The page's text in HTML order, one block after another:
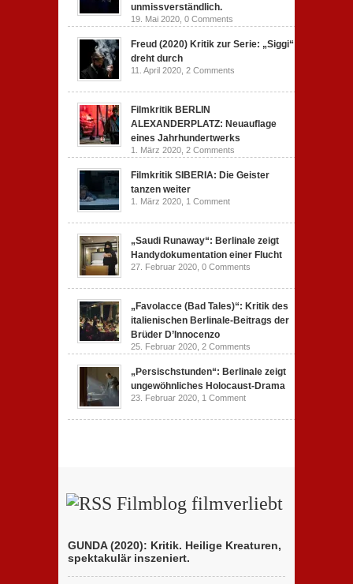
unmissverständlich.
19. Mai 2020, 0 Comments
Freud (2020) Kritik zur Serie: „Siggi“
dreht durch
11. April 2020, 2 Comments
Filmkritik BERLIN
ALEXANDERPLATZ: Neuauflage
eines Jahrhundertwerks
1. März 2020, 2 Comments
Filmkritik SIBERIA: Die Geister
tanzen weiter
1. März 2020, 1 Comment
„Saudi Runaway“: Berlinale zeigt
Handydokumentation einer Flucht
27. Februar 2020, 0 Comments
„Favolacce (Bad Tales)“: Kritik des
italienischen Berlinale-Beitrags der
Brüder D’Innocenzo
25. Februar 2020, 2 Comments
„Persischstunden“: Berlinale zeigt
ungewöhnliches Holocaust-Drama
23. Februar 2020, 1 Comment
Filmblog filmverliebt
GUNDA (2020): Kritik. Heilige Kreaturen,
spektakulär inszeniert.